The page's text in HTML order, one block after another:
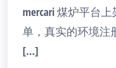
mercari 煤炉平台
单，真实的环境注
[…]